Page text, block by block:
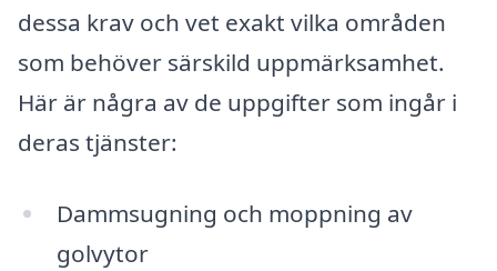
dessa krav och vet exakt vilka områden
som behöver särskild uppmärksamhet.
Här är några av de uppgifter som ingår i
deras tjänster:
Dammsugning och moppning av
golvytor